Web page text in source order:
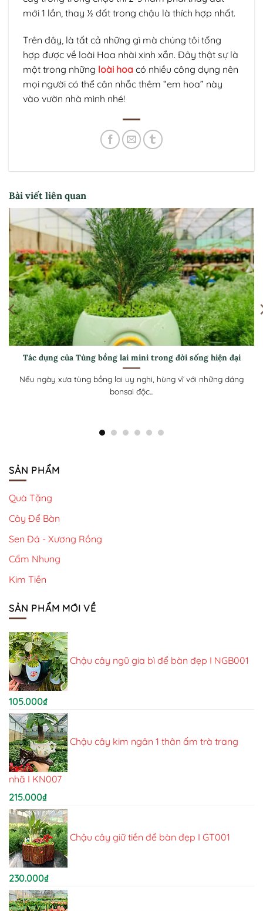
mới 1 lần, thay ½ đất trong chậu là thích hợp nhất.
Trên đây, là tất cả những gì mà chúng tôi tổng
hợp được về loài Hoa nhài xinh xắn. Đây thật sự là
một trong những loài hoa có nhiều công dụng nên
mọi người có thể cân nhắc thêm “em hoa” này
vào vườn nhà mình nhé!
Bài viết liên quan
[Hướng dẫn] Cách chăm sóc Tùng bồng lai mini luôn xanh
tốt ở khí hậu nóng
Tùng Bồng Lai mini với tán lá kim dày như những đám mây
SẢN PHẨM
Quà Tặng
Cây Để Bàn
Sen Đá - Xương Rồng
Cẩm Nhung
Kim Tiền
SẢN PHẨM MỚI VỀ
Chậu cây ngũ gia bì để bàn đẹp I NGB001
105.000₫
Chậu cây kim ngân 1 thân ấm trà trang
nhã I KN007
215.000₫
Chậu cây giữ tiền để bàn đẹp I GT001
230.000₫